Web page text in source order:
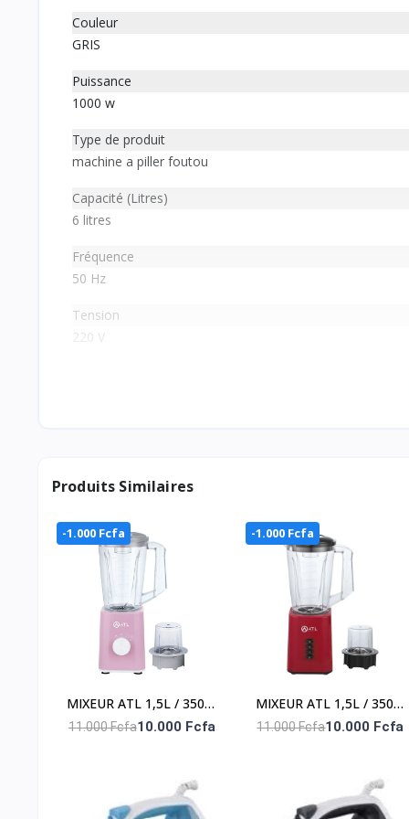
Couleur
GRIS
Puissance
1000 w
Type de produit
machine a piller foutou
Capacité (Litres)
6 litres
Fréquence
50 Hz
Tension
220 V
Produits Similaires
-1.000 Fcfa
MIXEUR ATL 1,5L / 350W
/ RECIPIENT EN
VITESSES + PULSE/
LAMES EN INOX / ROSE
11.000 Fcfa10.000 Fcfa
-1.000 Fcfa
MIXEUR ATL 1,5L / 350W
/ RECIPIENT EN
VITESSES + PULSE/
LAMES EN INOX /
11.000 Fcfa10.000 Fcfa